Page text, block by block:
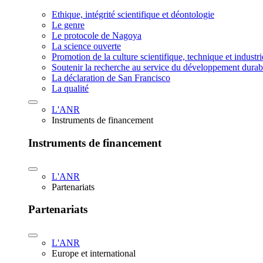
Ethique, intégrité scientifique et déontologie
Le genre
Le protocole de Nagoya
La science ouverte
Promotion de la culture scientifique, technique et
Soutenir la recherche au service du développement
La déclaration de San Francisco
La qualité
L'ANR
Instruments de financement
Instruments de financement
L'ANR
Partenariats
Partenariats
L'ANR
Europe et international